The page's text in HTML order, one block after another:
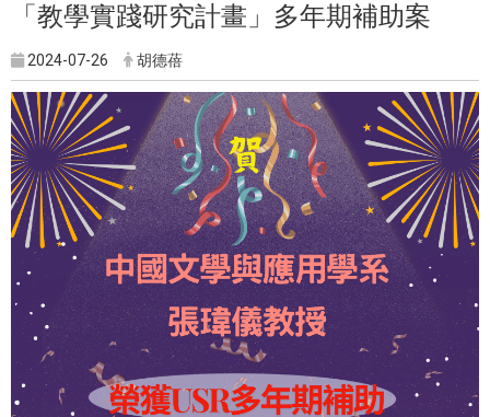
「教學實踐研究計畫」多年期補助案
2024-07-26 胡德蓓